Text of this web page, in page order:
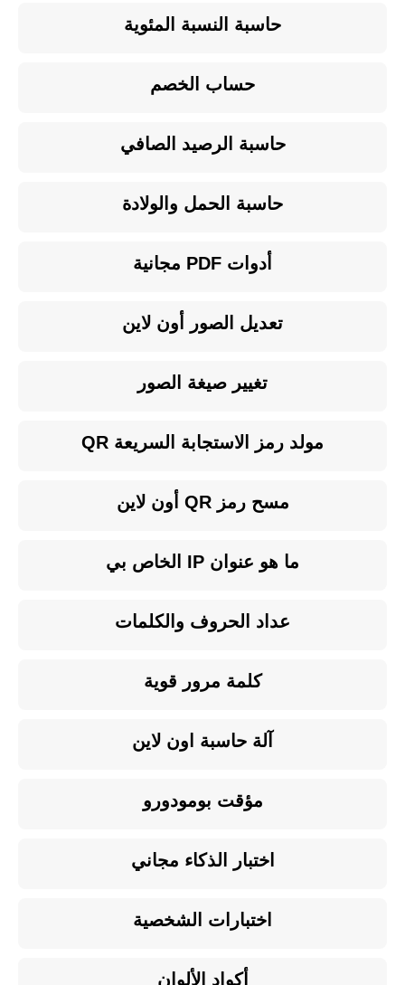
حاسبة النسبة المئوية
حساب الخصم
حاسبة الرصيد الصافي
حاسبة الحمل والولادة
أدوات PDF مجانية
تعديل الصور أون لاين
تغيير صيغة الصور
مولد رمز الاستجابة السريعة QR
مسح رمز QR أون لاين
ما هو عنوان IP الخاص بي
عداد الحروف والكلمات
كلمة مرور قوية
آلة حاسبة اون لاين
مؤقت بومودورو
اختبار الذكاء مجاني
اختبارات الشخصية
أكواد الألوان